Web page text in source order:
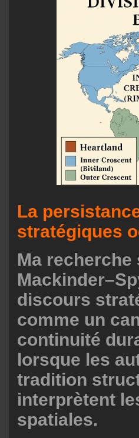
La
stratégiques
Ma
discours
comme un
continuité
lorsque les
tradition
interprètent
spatiales.